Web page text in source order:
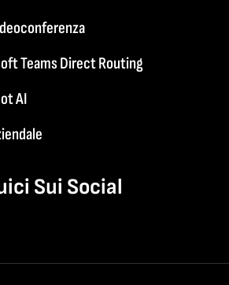
Teams Direct Routing
AI
Sui Social